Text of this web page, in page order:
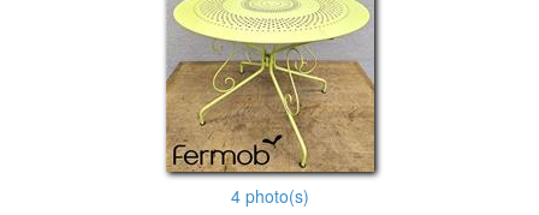
4 photo(s)